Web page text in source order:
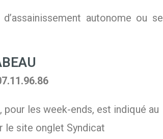
autonome ou se
les week-ends, est indiqué au
le site onglet Syndicat